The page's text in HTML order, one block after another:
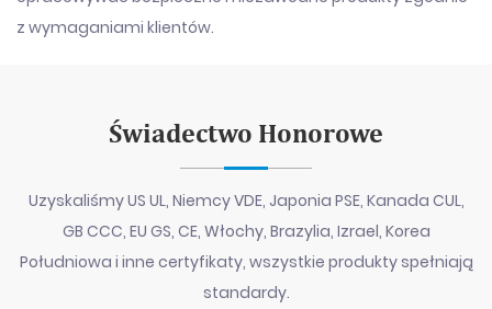
z wymaganiami klientów.
Świadectwo Honorowe
Uzyskaliśmy US UL, Niemcy VDE, Japonia PSE, Kanada CUL,
GB CCC, EU GS, CE, Włochy, Brazylia, Izrael, Korea
Południowa i inne certyfikaty, wszystkie produkty spełniają
standardy.